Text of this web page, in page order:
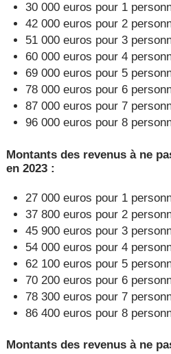
30 000 euros pour 1
42 000 euros pour 2
51 000 euros pour 3
60 000 euros pour 4
69 000 euros pour 5
78 000 euros pour 6
87 000 euros pour 7
96 000 euros pour 8
Montants des revenus à ne
en 2023 :
27 000 euros pour 1
37 800 euros pour 2
45 900 euros pour 3
54 000 euros pour 4
62 100 euros pour 5
70 200 euros pour 6
78 300 euros pour 7
86 400 euros pour 8
Montants des revenus à ne